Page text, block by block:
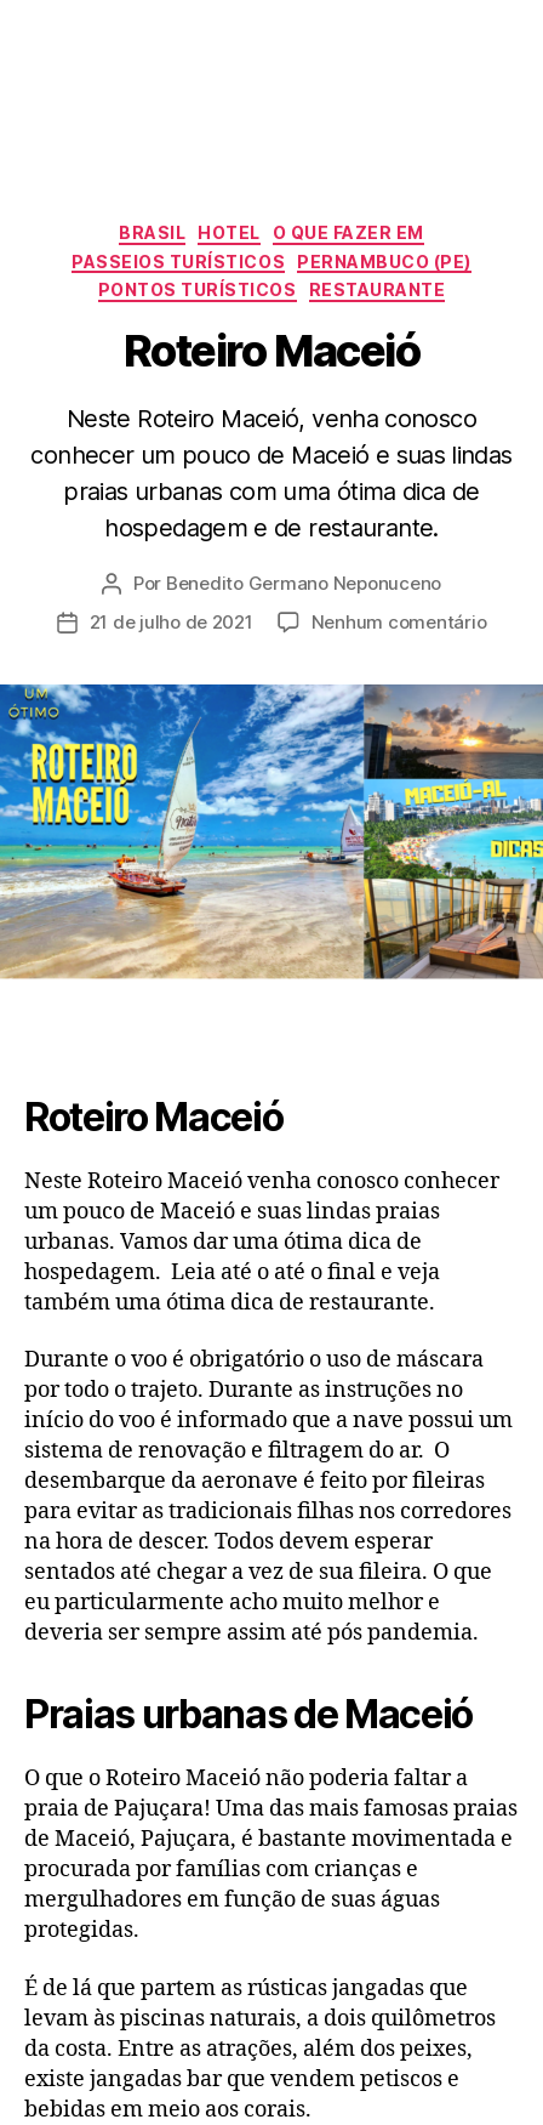
Categorias
BRASIL HOTEL
O QUE FAZER EM
PASSEIOS TURÍSTICOS
PERNAMBUCO (PE)
PONTOS TURÍSTICOS
RESTAURANTE
Roteiro Maceió
Neste Roteiro Maceió, venha conosco
conhecer um pouco de Maceió e suas lindas
praias urbanas com uma ótima dica de
hospedagem e de restaurante.
Autor
do
post
Por Benedito Germano Neponuceno
Data21 de julho de 2021 Nenhum comentárioem
Roteiro Maceió
Neste Roteiro Maceió venha conosco conhecer
um pouco de Maceió e suas lindas praias
urbanas. Vamos dar uma ótima dica de
hospedagem. Leia até o até o final e veja
também uma ótima dica de restaurante.
Durante o voo é obrigatório o uso de máscara
por todo o trajeto. Durante as instruções no
início do voo é informado que a nave possui um
sistema de renovação e filtragem do ar. O
desembarque da aeronave é feito por fileiras
para evitar as tradicionais filhas nos corredores
na hora de descer. Todos devem esperar
sentados até chegar a vez de sua fileira. O que
eu particularmente acho muito melhor e
deveria ser sempre assim até pós pandemia.
Praias urbanas de Maceió
O que o Roteiro Maceió não poderia faltar a
praia de Pajuçara! Uma das mais famosas praias
de Maceió, Pajuçara, é bastante movimentada e
procurada por famílias com crianças e
mergulhadores em função de suas águas
protegidas.
É de lá que partem as rústicas jangadas que
levam às piscinas naturais, a dois quilômetros
da costa. Entre as atrações, além dos peixes,
existe jangadas bar que vendem petiscos e
bebidas em meio aos corais.